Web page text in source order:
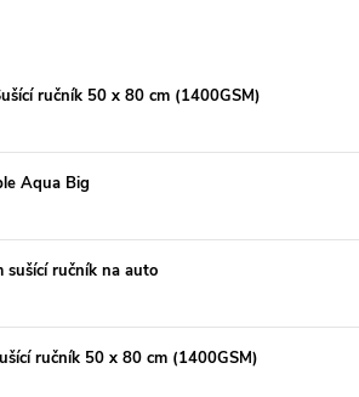
ručník 50 x 80 cm (1400GSM)
Aqua Big
sušící ručník na auto
ručník 50 x 80 cm (1400GSM)